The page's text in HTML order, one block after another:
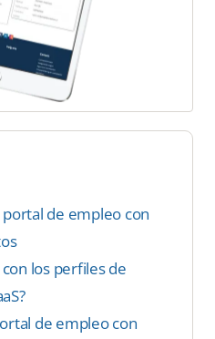
de empleo con
los perfiles de
de empleo con